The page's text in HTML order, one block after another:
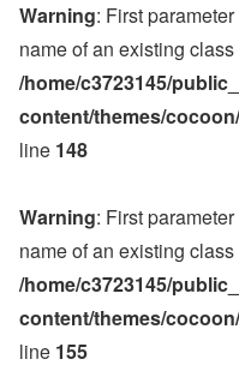
Warning: First
name of an existing class
/home/c3723145/
content/themes/
line 148
Warning: First
name of an existing class
/home/c3723145/
content/themes/
line 155